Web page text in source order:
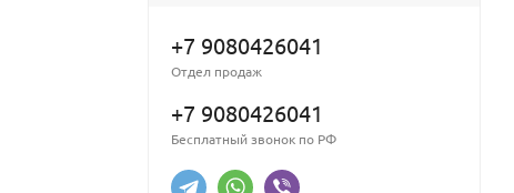
+7 9080426041
Отдел продаж
+7 9080426041
Бесплатный звонок по РФ